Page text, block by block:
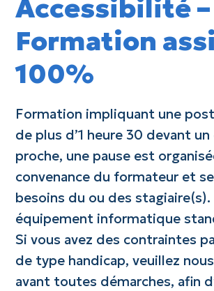
Accessibilité –
Formation
100%
Formation impliquant une
de plus d’1 heure 30 devant un
proche, une pause est
convenance du formateur et
besoins du ou des
équipement informatique
Si vous avez des contraintes
de type handicap, veuillez
avant toutes démarches, afin